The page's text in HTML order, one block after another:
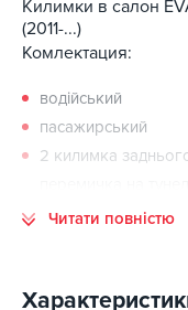
Килимки в салон
(2011-...)
Комлектация:
водійський
пасажирський
2 килимка
матеріалу
Читати повністю